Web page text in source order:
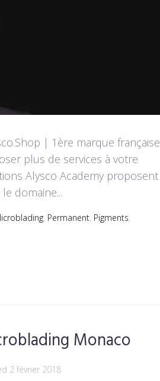
| 1ère marque française
plus de services à votre
Alysco Academy proposent
domaine...
, Permanent, Pigments,
Monaco
2 février 2018